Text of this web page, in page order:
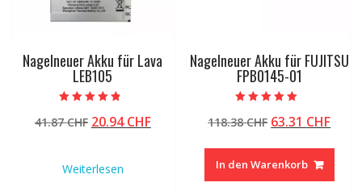
Nagelneuer Akku für Lava
LEB105
4.50
von 5
41.87CHF Ursprünglicher
41.87 CHF
20.94CHFAktueller
Weiterlesen
Nagelneuer Akku für FUJITSU
FPB0145-01
5.00
von 5
118.38CHF
war:
118.38 CHF
63.31 CHF
In den Warenkorb